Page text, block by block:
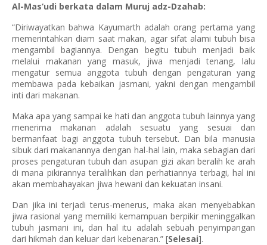
Al-Mas‘udi berkata dalam Muruj adz-Dzahab:
“Diriwayatkan bahwa Kayumarth adalah orang pertama yang
memerintahkan diam saat makan, agar sifat alami tubuh bisa
mengambil bagiannya. Dengan begitu tubuh menjadi baik
melalui makanan yang masuk, jiwa menjadi tenang, lalu
mengatur semua anggota tubuh dengan pengaturan yang
membawa pada kebaikan jasmani, yakni dengan mengambil
inti dari makanan.
Maka apa yang sampai ke hati dan anggota tubuh lainnya yang
menerima makanan adalah sesuatu yang sesuai dan
bermanfaat bagi anggota tubuh tersebut. Dan bila manusia
sibuk dari makanannya dengan hal-hal lain, maka sebagian dari
proses pengaturan tubuh dan asupan gizi akan beralih ke arah
di mana pikirannya teralihkan dan perhatiannya terbagi, hal ini
akan membahayakan jiwa hewani dan kekuatan insani.
Dan jika ini terjadi terus-menerus, maka akan menyebabkan
jiwa rasional yang memiliki kemampuan berpikir meninggalkan
tubuh jasmani ini, dan hal itu adalah sebuah penyimpangan
dari hikmah dan keluar dari kebenaran.” [Selesai].